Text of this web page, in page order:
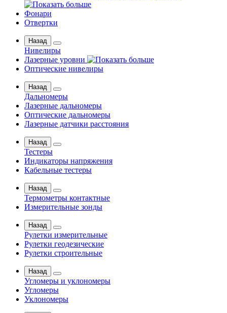
Фонари
Отвертки
Назад
Нивелиры
Лазерные уровни
Оптические нивелиры
Назад
Дальномеры
Лазерные дальномеры
Оптические дальномеры
Лазерные датчики расстояния
Назад
Тестеры
Индикаторы напряжения
Кабельные тестеры
Назад
Термометры контактные
Измерительные зонды
Назад
Рулетки измерительные
Рулетки геодезические
Рулетки строительные
Назад
Угломеры и уклономеры
Угломеры
Уклономеры